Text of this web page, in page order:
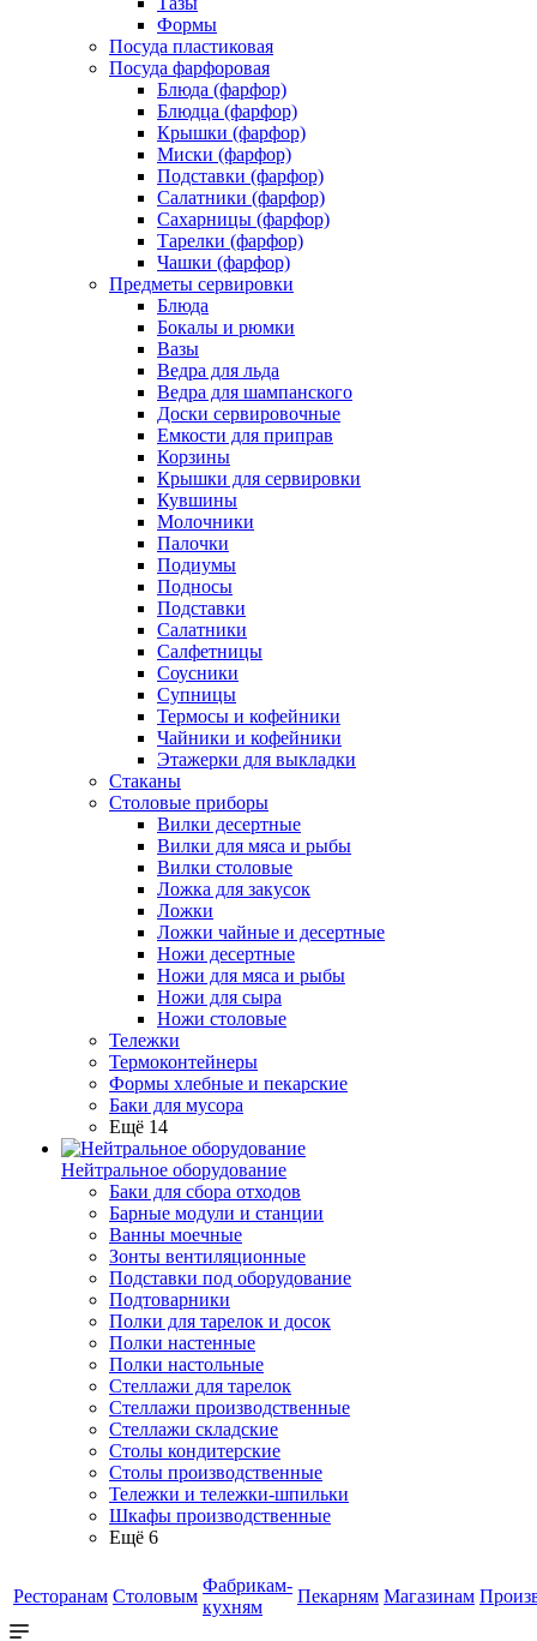
Формы
Посуда пластиковая
Посуда фарфоровая
Блюда (фарфор)
Блюдца (фарфор)
Крышки (фарфор)
Миски (фарфор)
Подставки (фарфор)
Салатники (фарфор)
Сахарницы (фарфор)
Тарелки (фарфор)
Чашки (фарфор)
Предметы сервировки
Блюда
Бокалы и рюмки
Вазы
Ведра для льда
Ведра для шампанского
Доски сервировочные
Емкости для приправ
Корзины
Крышки для сервировки
Кувшины
Молочники
Палочки
Подиумы
Подносы
Подставки
Салатники
Салфетницы
Соусники
Супницы
Термосы и кофейники
Чайники и кофейники
Этажерки для выкладки
Стаканы
Столовые приборы
Вилки десертные
Вилки для мяса и рыбы
Вилки столовые
Ложка для закусок
Ложки
Ложки чайные и десертные
Ножи десертные
Ножи для мяса и рыбы
Ножи для сыра
Ножи столовые
Тележки
Термоконтейнеры
Формы хлебные и пекарские
Баки для мусора
Ещё 14
Нейтральное оборудование
Баки для сбора отходов
Барные модули и станции
Ванны моечные
Зонты вентиляционные
Подставки под оборудование
Подтоварники
Полки для тарелок и досок
Полки настенные
Полки настольные
Стеллажи для тарелок
Стеллажи производственные
Стеллажи складские
Столы кондитерские
Столы производственные
Тележки и тележки-шпильки
Шкафы производственные
Ещё 6
Ресторанам Столовым
Фабрикам-
кухням
Пекарням Магазинам